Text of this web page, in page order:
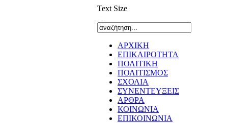
Text Size
ΑΡΧΙΚΗ
ΕΠΙΚΑΙΡΟΤΗΤΑ
ΠΟΛΙΤΙΚΗ
ΠΟΛΙΤΙΣΜΟΣ
ΣΧΟΛΙΑ
ΣΥΝΕΝΤΕΥΞΕΙΣ
ΑΡΘΡΑ
ΚΟΙΝΩΝΙΑ
ΕΠΙΚΟΙΝΩΝΙΑ